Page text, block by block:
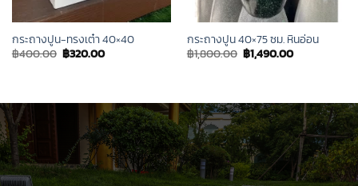
กระถางปูน-ทรงเต๋า 40×40
฿400.00 Original
price
฿320.00Current
กระถางปูน 40×75 ซม. หินอ่อน
฿1,800.00 Original
price
฿1,490.00Current